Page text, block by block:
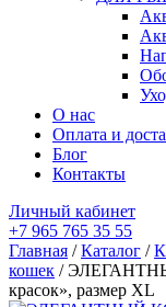
О нас
Оплата и
Блог
Контакты
Личный кабинет
+7 965 765 35 55
Главная /Каталог /
кошек /
красок», размер XL